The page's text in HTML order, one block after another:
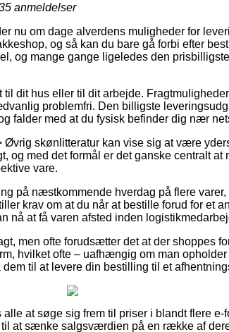
anmeldelser
nu om dage alverdens muligheder for
og så kan du bare gå forbi efter
og mange gange ligeledes den
dit hus eller til dit arbejde.
problemfri. Den billigste
falder med at du fysisk befinder dig nær
Øvrig skønlitteratur kan vise sig at være
og med det formål er det ganske centralt
vare.
på næstkommende hverdag på flere
krav om at du når at bestille forud for et
nå at få varen afsted inden
men ofte forudsætter det at der shoppes
hvilket ofte – uafhængig om man
til at levere din bestilling til et
at søge sig frem til priser i blandt flere e-
at sænke salgsværdien på en række af